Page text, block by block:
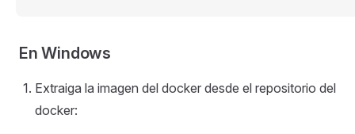
En Windows
Extraiga la imagen del docker desde el repositorio del
docker: